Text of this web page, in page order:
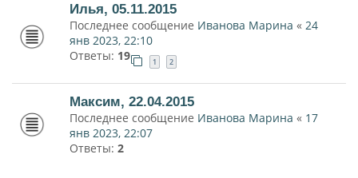
Илья, 05.11.2015
Последнее сообщение Иванова Марина « 24
янв 2023, 22:10
Ответы: 19 1 2
Максим, 22.04.2015
Последнее сообщение Иванова Марина « 17
янв 2023, 22:07
Ответы: 2